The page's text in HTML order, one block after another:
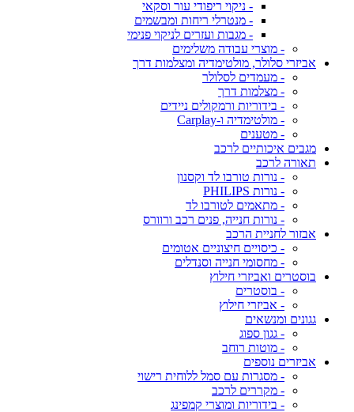
- ניקוי ריפודי עור וסקאי
- מנטרלי ריחות ומבשמים
- מגבות ועזרים לניקוי פנימי
- מוצרי עבודה משלימים
אביזרי סלולר, מולטימדיה ומצלמות דרך
- מעמדים לסלולר
- מצלמות דרך
- בידוריות ורמקולים ניידים
- מולטימדיה ו-Carplay
- מטענים
מגבים איכותיים לרכב
תאורה לרכב
- נורות טורבו לד וקסנון
- נורות PHILIPS
- מתאמים לטורבו לד
- נורות חנייה, פנים רכב ורוורס
אבזור לחניית הרכב
- כיסויים חיצוניים אטומים
- מחסומי חנייה וסנדלים
בוסטרים ואביזרי חילוץ
- בוסטרים
- אביזרי חילוץ
גגונים ומנשאים
- גגון ספוג
- מוטות רוחב
אביזרים נוספים
- מסגרות עם סמל ללוחית רישוי
- מקררים לרכב
- בידוריות ומוצרי קמפינג